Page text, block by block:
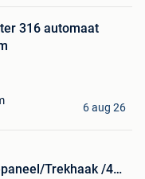
316 automaat
6 aug 26
Trekhaak /4